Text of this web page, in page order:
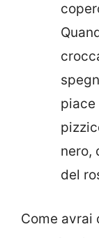
piace
nero,
del
Come avrai